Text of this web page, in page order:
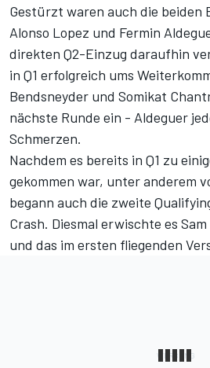
Gestürzt waren auch die beiden
Alonso Lopez und Fermin
direkten Q2-Einzug daraufhin
in Q1 erfolgreich ums
Bendsneyder und Somikat
nächste Runde ein - Aldeguer
Schmerzen.
Nachdem es bereits in Q1 zu
gekommen war, unter anderem
begann auch die zweite
Crash. Diesmal erwischte es
und das im ersten fliegenden